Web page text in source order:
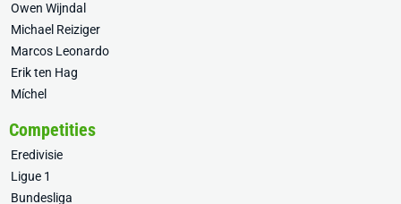
Owen Wijndal
Michael Reiziger
Marcos Leonardo
Erik ten Hag
Míchel
Competities
Eredivisie
Ligue 1
Bundesliga